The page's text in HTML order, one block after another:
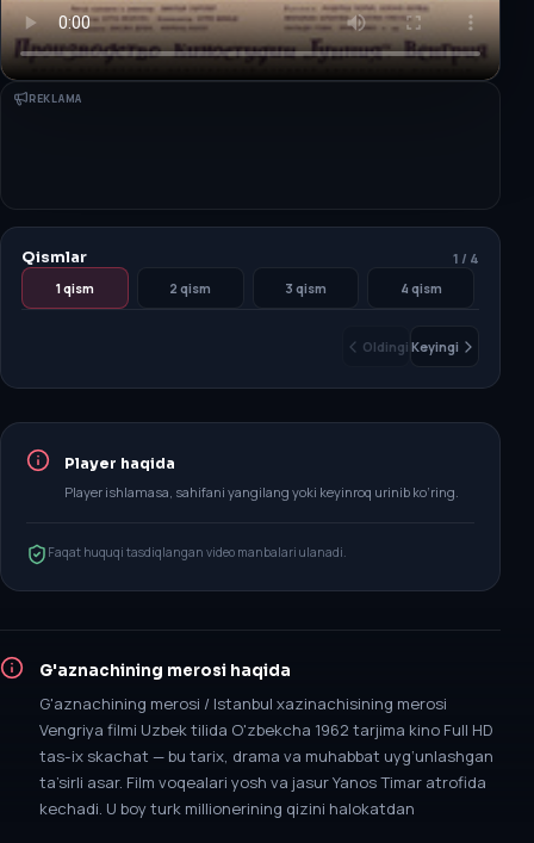
REKLAMA
Qismlar 1 / 4
1 qism 2 qism 3 qism 4 qism
Oldingi Keyingi
Player haqida
Player ishlamasa, sahifani yangilang yoki keyinroq urinib ko‘ring.
Faqat huquqi tasdiqlangan video manbalari ulanadi.
G'aznachining merosi haqida
G'aznachining merosi / Istanbul xazinachisining merosi
Vengriya filmi Uzbek tilida O'zbekcha 1962 tarjima kino Full HD
tas-ix skachat — bu tarix, drama va muhabbat uyg‘unlashgan
ta’sirli asar. Film voqealari yosh va jasur Yanos Timar atrofida
kechadi. U boy turk millionerining qizini halokatdan